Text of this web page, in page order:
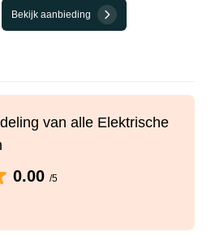
Bekijk aanbieding
van alle Elektrische
0.00 /5